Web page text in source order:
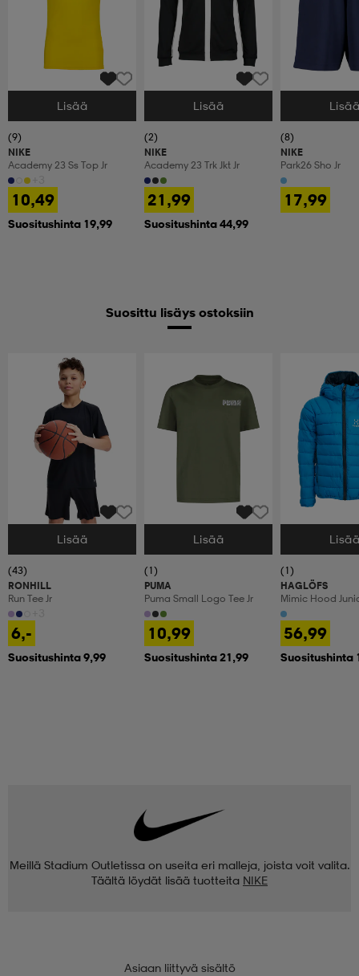
Valitse Koko
Lisää
(9)
NIKE
Academy 23 Ss Top Jr
10,49
Suositushinta 19,99
Valitse Koko
Lisää
(2)
NIKE
Academy 23 Trk Jkt Jr
21,99
Suositushinta 44,99
Valitse Koko
(8)
NIKE
Park26 Sho Jr
17,99
Suosittu lisäys ostoksiin
Valitse Koko
Lisää
(43)
RONHILL
Run Tee Jr
6,-
Suositushinta 9,99
Valitse Koko
Lisää
(1)
PUMA
Puma Small Logo Tee Jr
10,99
Suositushinta 21,99
Valitse Koko
(1)
HAGLÖFS
Mimic Hood
56,99
Suositushinta
Meillä Stadium Outletissa on useita eri malleja, joista voit valita.
Täältä löydät lisää tuotteita NIKE
Asiaan liittyvä sisältö